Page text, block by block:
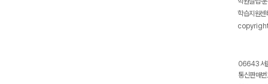
학습지원
06643 서
통신판매